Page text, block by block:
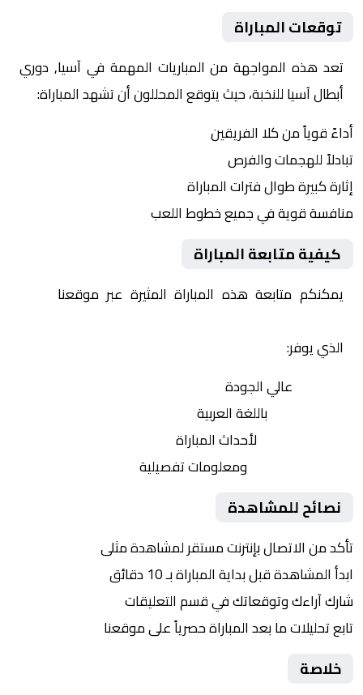
توقعات المباراة
تعد هذه المواجهة من المباريات المهمة في آسيا, دوري
أبطال آسيا للنخبة، حيث يتوقع المحللون أن تشهد المباراة:
أداءً قوياً من كلا الفريقين
تبادلاً للهجمات والفرص
إثارة كبيرة طوال فترات المباراة
منافسة قوية في جميع خطوط اللعب
كيفية متابعة المباراة
يمكنكم متابعة هذه المباراة المثيرة عبر موقعنا
الذي يوفر:
عالي الجودة
باللغة العربية
لأحداث المباراة
ومعلومات تفصيلية
نصائح للمشاهدة
تأكد من الاتصال بإنترنت مستقر لمشاهدة مثلى
ابدأ المشاهدة قبل بداية المباراة بـ 10 دقائق
شارك آراءك وتوقعاتك في قسم التعليقات
تابع تحليلات ما بعد المباراة حصرياً على موقعنا
خلاصة